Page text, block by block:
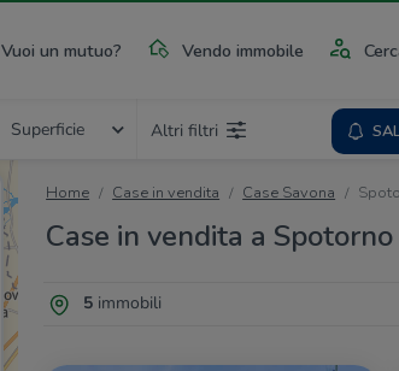
Vuoi un mutuo? Vendo immobile
Superficie Altri filtri
Home Case in vendita Case Savona
Case in vendita a
5immobili